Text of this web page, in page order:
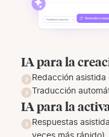
IA para la
Redacción
Traducción
IA para la
Respuestas